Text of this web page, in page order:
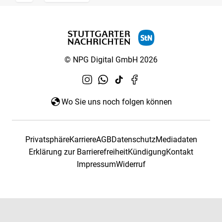
© NPG Digital GmbH 2026
Wo Sie uns noch folgen können
PrivatsphäreKarriereAGBDatenschutzMediadaten
Erklärung zur BarrierefreiheitKündigungKontakt
ImpressumWiderruf